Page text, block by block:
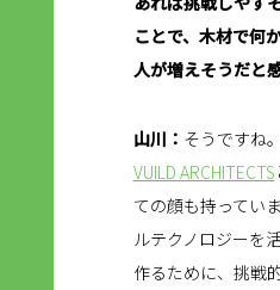
ことで、木材で何
人が増えそうだと
山川： そうですね
VUILD ARCHITECTS
ての顔も持ってい
ルテクノロジーを
作るために、挑戦